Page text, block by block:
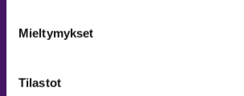
Mieltymykset
Tilastot